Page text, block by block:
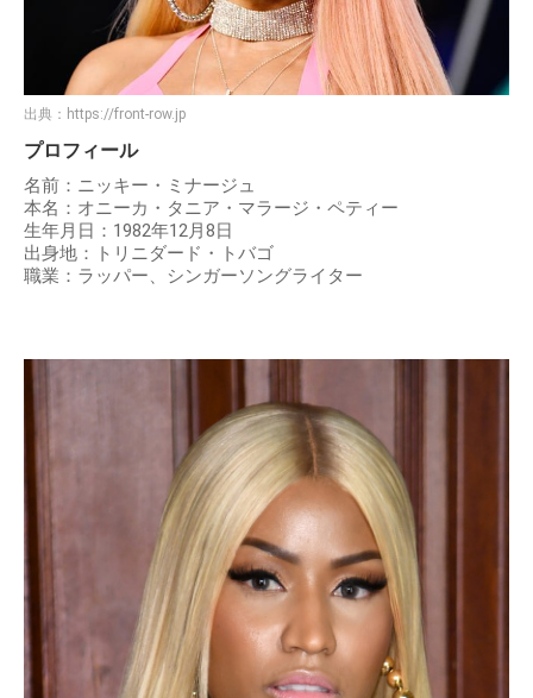
出典： https://front-row.jp
プロフィール
名前：ニッキー・ミナージュ
本名：オニーカ・タニア・マラージ・ペティー
生年月日：1982年12月8日
出身地：トリニダード・トバゴ
職業：ラッパー、シンガーソングライター